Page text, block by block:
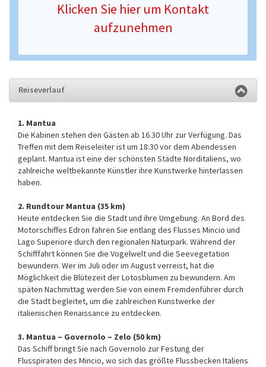
Klicken Sie hier um Kontakt
aufzunehmen
Reiseverlauf
1. Mantua
Die Kabinen stehen den Gästen ab 16.30 Uhr zur Verfügung. Das
Treffen mit dem Reiseleiter ist um 18:30 vor dem Abendessen
geplant. Mantua ist eine der schönsten Städte Norditaliens, wo
zahlreiche weltbekannte Künstler ihre Kunstwerke hinterlassen
haben.
2. Rundtour Mantua (35 km)
Heute entdecken Sie die Stadt und ihre Umgebung. An Bord des
Motorschiffes Edron fahren Sie entlang des Flusses Mincio und
Lago Superiore durch den regionalen Naturpark. Während der
Schifffahrt können Sie die Vogelwelt und die Seevegetation
bewundern. Wer im Juli oder im August verreist, hat die
Möglichkeit die Blütezeit der Lotosblumen zu bewundern. Am
späten Nachmittag werden Sie von einem Fremdenführer durch
die Stadt begleitet, um die zahlreichen Kunstwerke der
italienischen Renaissance zu entdecken.
3. Mantua – Governolo – Zelo (50 km)
Das Schiff bringt Sie nach Governolo zur Festung der
Flusspiraten des Mincio, wo sich das größte Flussbecken Italiens